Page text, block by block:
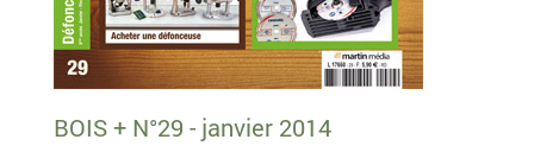
BOIS + N°29 - janvier 2014